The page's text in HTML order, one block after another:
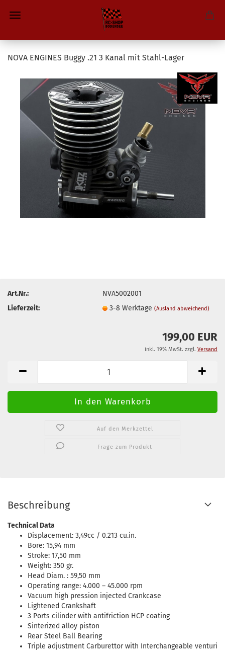
NOVA ENGINES Buggy .21 3 Kanal mit Stahl-Lager
Art.Nr.:
NVA5002001
Lieferzeit:
3-8 Werktage(Ausland abweichend)
199,00 EUR
inkl. 19% MwSt. zzgl. Versand
Auf den Merkzettel
Frage zum Produkt
Beschreibung
Technical Data
Displacement: 3,49cc / 0.213 cu.in.
Bore: 15,94 mm
Stroke: 17,50 mm
Weight: 350 gr.
Head Diam. : 59,50 mm
Operating range: 4.000 – 45.000 rpm
Vacuum high pression injected Crankcase
Lightened Crankshaft
3 Ports cilinder with antifriction HCP coating
Sinterized alloy piston
Rear Steel Ball Bearing
Triple adjustment Carburettor with Interchangeable venturi